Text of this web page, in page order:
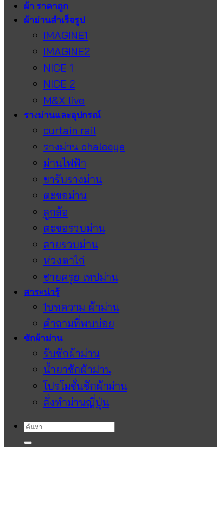
ผ้า ราคาถูก
ผ้าม่านสำเร็จรูป
IMAGINE1
IMAGINE2
NICE 1
NICE 2
M&X live
รางม่านและอุปกรณ์
curtain rail
รางม่าน chaleeya
ม่านไฟฟ้า
ขารับรางม่าน
ตะขอม่าน
ลูกล้อ
ตะขอรวบม่าน
สายรวบม่าน
ห่วงตาไก่
ชายครุย เทปม่าน
สาระน่ารู้
1บทความ ผ้าม่าน
คำถามที่พบบ่อย
ซักผ้าม่าน
รับซักผ้าม่าน
น้ำยาซักผ้าม่าน
โปรโมชั่นซักผ้าม่าน
สั่งทำม่านญี่ปุ่น
ค้นหา: